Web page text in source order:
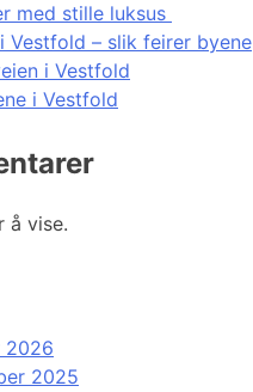
med stille luksus
i Vestfold – slik feirer byene
i Vestfold
i Vestfold
å vise.
2026
2025